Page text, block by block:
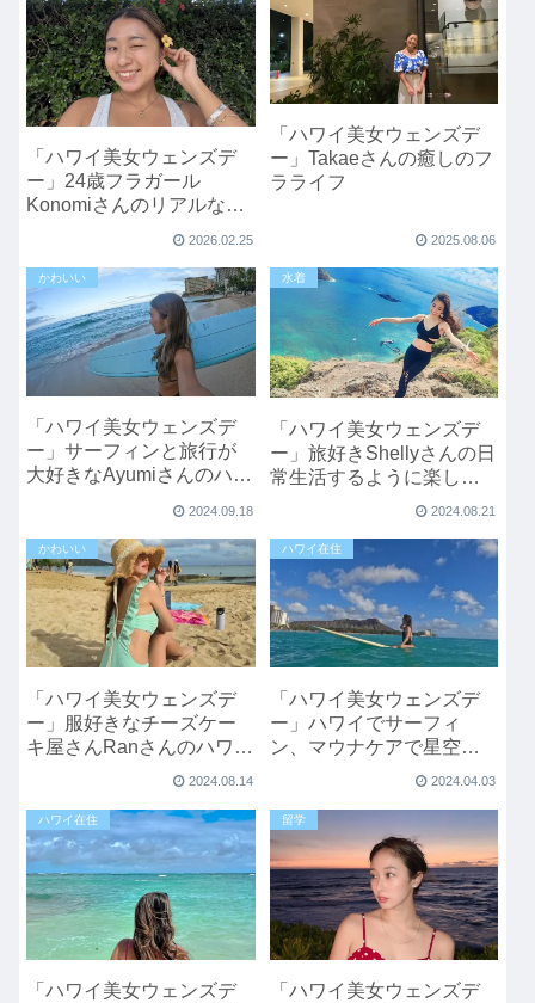
「ハワイ美女ウェンズデ
ー」24歳フラガール
Konomiさんのリアルなハ
2026.02.25
「ハワイ美女ウェンズデ
ー」Takaeさんの癒しのフ
ラライフ
2025.08.06
かわいい
「ハワイ美女ウェンズデ
ー」サーフィンと旅行が
大好きなAyumiさんのハワ
2024.09.18
水着
「ハワイ美女ウェンズデ
ー」旅好きShellyさんの日
常生活するように楽しむ
2024.08.21
かわいい
「ハワイ美女ウェンズデ
ー」服好きなチーズケー
キ屋さんRanさんのハワイ
2024.08.14
ハワイ在住
「ハワイ美女ウェンズデ
ー」ハワイでサーフィ
ン、マウナケアで星空
を。Ayumiさんのハワイラ
2024.04.03
ハワイ在住
「ハワイ美女ウェンズデ
留学
「ハワイ美女ウェンズデ